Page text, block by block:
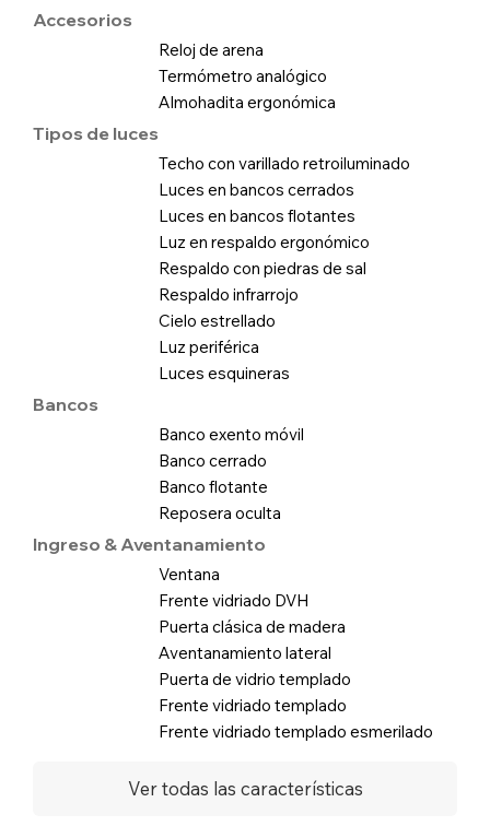
Accesorios
Reloj de arena
Termómetro analógico
Almohadita ergonómica
Tipos de luces
Techo con varillado retroiluminado
Luces en bancos cerrados
Luces en bancos flotantes
Luz en respaldo ergonómico
Respaldo con piedras de sal
Respaldo infrarrojo
Cielo estrellado
Luz periférica
Luces esquineras
Bancos
Banco exento móvil
Banco cerrado
Banco flotante
Reposera oculta
Ingreso & Aventanamiento
Ventana
Frente vidriado DVH
Puerta clásica de madera
Aventanamiento lateral
Puerta de vidrio templado
Frente vidriado templado
Frente vidriado templado esmerilado
Ver todas las características